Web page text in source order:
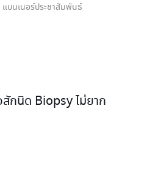
แบนเนอร์ประชาสัมพันธ์
สักนิด Biopsy ไม่ยาก